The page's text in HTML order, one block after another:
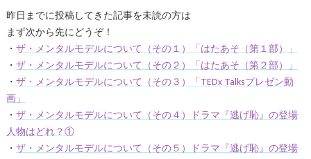
昨日までに投稿してきた記事を未読の方は
まず次から先にどうぞ！
・ ザ・メンタルモデルについて（その１）「はたあそ（第１部）」
・ ザ・メンタルモデルについて（その２）「はたあそ（第２部）」
・ ザ・メンタルモデルについて（その３）「TEDx Talksプレゼン動
画」
・ ザ・メンタルモデルについて（その４）ドラマ『逃げ恥』の登場
人物はどれ？①
・ ザ・メンタルモデルについて（その５）ドラマ『逃げ恥』の登場